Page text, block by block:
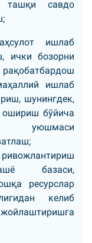
ташқи савдо
ишлаб
ички бозорни
ишлаб
шунингдек,
ошириш бўйича
уюшмаси
ривожлантириш
базаси,
ресурслар
келиб